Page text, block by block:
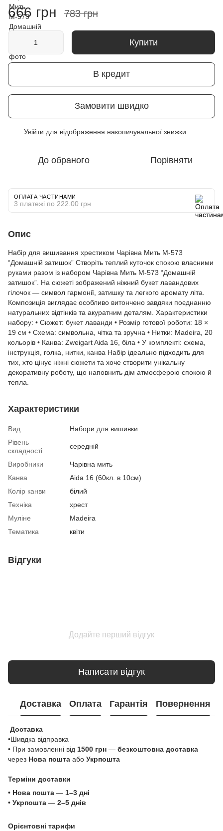
666 грн 783 грн
Купити
В кредит
Замовити швидко
Увійти для відображення накопичувальної знижки
До обраного Порівняти
ОПЛАТА ЧАСТИНАМИ
3 платежі по 222.00 грн
Опис
Набір для вишивання хрестиком Чарівна Мить М-573
“Домашній затишок” Створіть теплий куточок спокою власними
руками разом із набором Чарівна Мить М-573 “Домашній
затишок”. На сюжеті зображений ніжний букет лавандових
гілочок — символ гармонії, затишку та легкого аромату літа.
Композиція виглядає особливо витончено завдяки поєднанню
натуральних відтінків та акуратним деталям. Характеристики
набору: • Сюжет: букет лаванди • Розмір готової роботи: 18 ×
19 см • Схема: символьна, чітка та зручна • Нитки: Madeira, 20
кольорів • Канва: Zweigart Aida 16, біла • У комплекті: схема,
інструкція, голка, нитки, канва Набір ідеально підходить для
тих, хто цінує ніжні сюжети та хоче створити унікальну
декоративну роботу, що наповнить дім атмосферою спокою й
тепла.
Характеристики
Вид
Набори для вишивки
Рівень
складності
середній
Виробники
Чарівна мить
Канва
Aida 16 (60кл. в 10см)
Колір канви
білий
Техніка
хрест
Муліне
Madeira
Тематика
квіти
Відгуки
Додайте перший відгук
Написати відгук
Доставка Оплата Гарантія Повернення
Доставка
•Шивдка відправка
• При замовленні від 1500 грн — безкоштовна доставка
через Нова пошта або Укрпошта
Терміни доставки
• Нова пошта — 1–3 дні
• Укрпошта — 2–5 днів
Орієнтовні тарифи